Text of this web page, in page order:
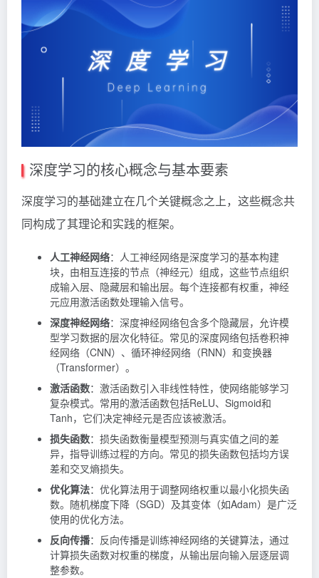
深度学习的核心概念与基本要素
深度学习的基础建立在几个关键概念之上，这些概念共
同构成了其理论和实践的框架。
人工神经网络：人工神经网络是深度学习的基本构建
块，由相互连接的节点（神经元）组成，这些节点组织
成输入层、隐藏层和输出层。每个连接都有权重，神经
元应用激活函数处理输入信号。
深度神经网络：深度神经网络包含多个隐藏层，允许模
型学习数据的层次化特征。常见的深度网络包括卷积神
经网络（CNN）、循环神经网络（RNN）和变换器
（Transformer）。
激活函数：激活函数引入非线性特性，使网络能够学习
复杂模式。常用的激活函数包括ReLU、Sigmoid和
Tanh，它们决定神经元是否应该被激活。
损失函数：损失函数衡量模型预测与真实值之间的差
异，指导训练过程的方向。常见的损失函数包括均方误
差和交叉熵损失。
优化算法：优化算法用于调整网络权重以最小化损失函
数。随机梯度下降（SGD）及其变体（如Adam）是广泛
使用的优化方法。
反向传播：反向传播是训练神经网络的关键算法，通过
计算损失函数对权重的梯度，从输出层向输入层逐层调
整参数。